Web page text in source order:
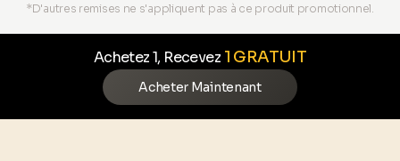
*D'autres remises ne s'appliquent pas à ce produit promotionnel.
Achetez 1, Recevez 1 GRATUIT
Acheter Maintenant